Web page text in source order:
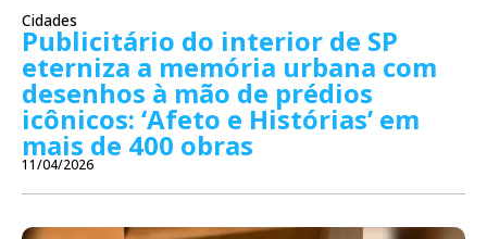
Cidades
Publicitário do interior de SP
eterniza a memória urbana com
desenhos à mão de prédios
icônicos: ‘Afeto e Histórias’ em
mais de 400 obras
11/04/2026